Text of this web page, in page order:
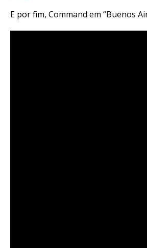
E por fim, Command em “Buenos